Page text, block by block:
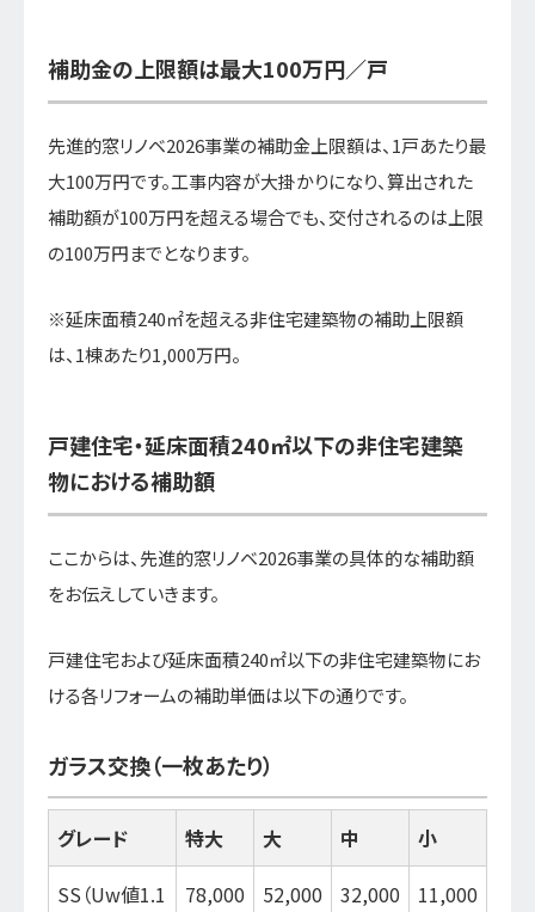
補助金の上限額は最大100万円／戸
先進的窓リノベ2026事業の補助金上限額は、1戸あたり最
大100万円です。工事内容が大掛かりになり、算出された
補助額が100万円を超える場合でも、交付されるのは上限
の100万円までとなります。
※延床面積240㎡を超える非住宅建築物の補助上限額
は、1棟あたり1,000万円。
戸建住宅・延床面積240㎡以下の非住宅建築
物における補助額
ここからは、先進的窓リノベ2026事業の具体的な補助額
をお伝えしていきます。
戸建住宅および延床面積240㎡以下の非住宅建築物にお
ける各リフォームの補助単価は以下の通りです。
ガラス交換（一枚あたり）
グレード 特大 大 中
小
SS（Uw値1.1
78,000
52,000
32,000
11,000